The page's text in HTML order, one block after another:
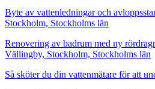
Byte av vattenledningar och
Stockholm, Stockholms län
Renovering av badrum med ny
Vällingby, Stockholm, Stockholms län
Så sköter du din vattenmätare för att